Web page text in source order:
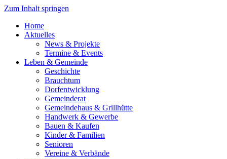
Zum Inhalt springen
Home
Aktuelles
News & Projekte
Termine & Events
Leben & Gemeinde
Geschichte
Brauchtum
Dorfentwicklung
Gemeinderat
Gemeindehaus & Grillhütte
Handwerk & Gewerbe
Bauen & Kaufen
Kinder & Familien
Senioren
Vereine & Verbände